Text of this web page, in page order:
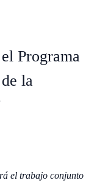
Programa
la
el trabajo conjunto